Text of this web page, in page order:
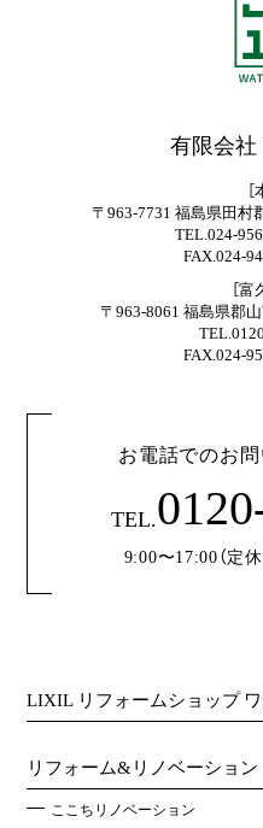
有限会社
〒963-7731 福島県田村
TEL.024-
FAX.024-
［富
〒963-8061 福島県郡
FAX.024-
お電話でのお
TEL.
9:00〜17:00（定
LIXIL リフォームショップ
リフォーム&リノベーション
ここちリノベーション